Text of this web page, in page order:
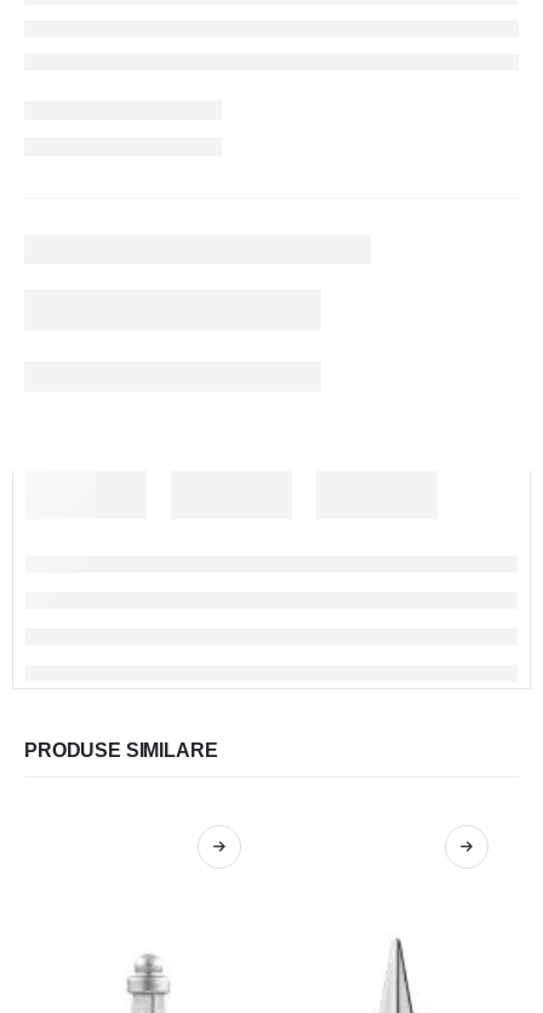
PRODUSE SIMILARE